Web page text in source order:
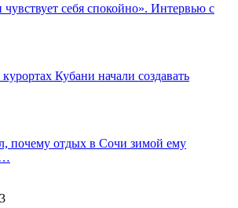
себя спокойно». Интервью с
Кубани начали создавать
почему отдых в Сочи зимой ему